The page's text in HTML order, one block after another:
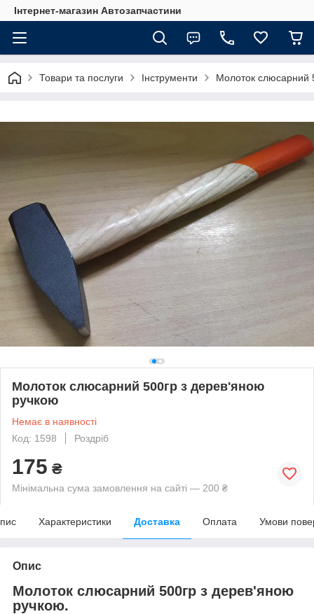
Інтернет-магазин Автозапчастини
Товари та послуги Інструменти Молоток слюсарний
Молоток слюсарний 500гр з дерев'яною
ручкою
Немає в наявності
Код: 1598
Роздріб
175 ₴
Мінімальна сума замовлення на сайті — 200 ₴
Характеристики Доставка Оплата Умови
Опис
Молоток слюсарний 500гр з дерев'яною
ручкою.